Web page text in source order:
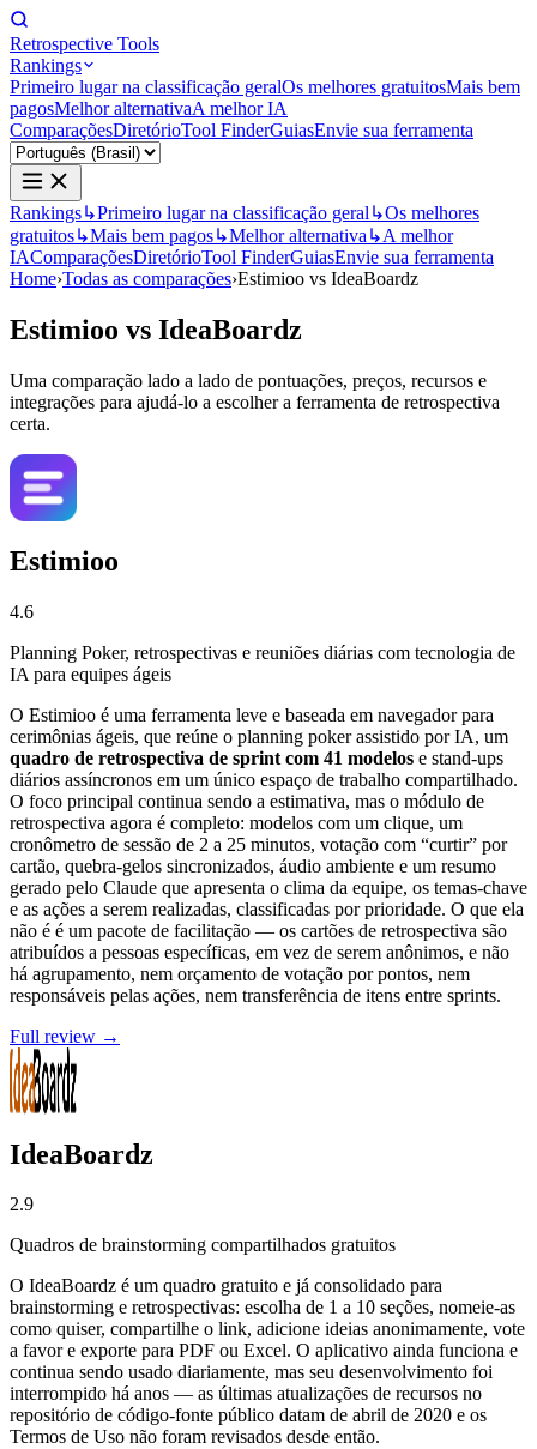
Retrospective Tools
Rankings
Primeiro lugar na classificação geralOs melhores gratuitosMais bem
pagosMelhor alternativaA melhor IA
ComparaçõesDiretórioTool FinderGuiasEnvie sua ferramenta
Rankings↳Primeiro lugar na classificação geral ↳Os melhores
gratuitos↳Mais bem pagos↳Melhor alternativa ↳A melhor
IAComparaçõesDiretórioTool FinderGuiasEnvie sua ferramenta
Home›Todas as comparações›Estimioo vs IdeaBoardz
Estimioo vs IdeaBoardz
Uma comparação lado a lado de pontuações, preços, recursos e
integrações para ajudá-lo a escolher a ferramenta de retrospectiva
certa.
Estimioo
4.6
Planning Poker, retrospectivas e reuniões diárias com tecnologia de
IA para equipes ágeis
O Estimioo é uma ferramenta leve e baseada em navegador para
cerimônias ágeis, que reúne o planning poker assistido por IA, um
quadro de retrospectiva de sprint com 41 modelos e stand-ups
diários assíncronos em um único espaço de trabalho compartilhado.
O foco principal continua sendo a estimativa, mas o módulo de
retrospectiva agora é completo: modelos com um clique, um
cronômetro de sessão de 2 a 25 minutos, votação com “curtir” por
cartão, quebra-gelos sincronizados, áudio ambiente e um resumo
gerado pelo Claude que apresenta o clima da equipe, os temas-chave
e as ações a serem realizadas, classificadas por prioridade. O que ela
não é é um pacote de facilitação — os cartões de retrospectiva são
atribuídos a pessoas específicas, em vez de serem anônimos, e não
há agrupamento, nem orçamento de votação por pontos, nem
responsáveis pelas ações, nem transferência de itens entre sprints.
Full review →
IdeaBoardz
2.9
Quadros de brainstorming compartilhados gratuitos
O IdeaBoardz é um quadro gratuito e já consolidado para
brainstorming e retrospectivas: escolha de 1 a 10 seções, nomeie-as
como quiser, compartilhe o link, adicione ideias anonimamente, vote
a favor e exporte para PDF ou Excel. O aplicativo ainda funciona e
continua sendo usado diariamente, mas seu desenvolvimento foi
interrompido há anos — as últimas atualizações de recursos no
repositório de código-fonte público datam de abril de 2020 e os
Termos de Uso não foram revisados desde então.